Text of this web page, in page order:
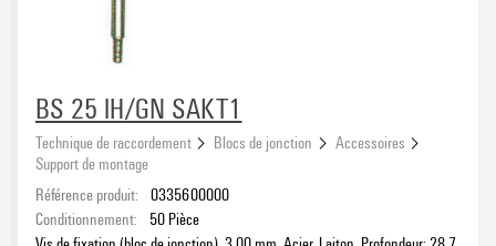
BS 25 IH/GN SAKT1
Technique de raccordement Blocs de jonction
Accessoires
Support de montage
Référence produit: 0335600000
Conditionnement:
50 Pièce